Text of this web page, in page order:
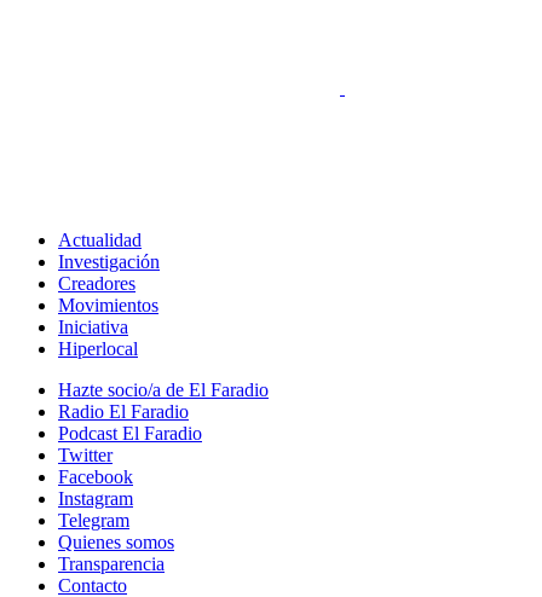
Actualidad
Investigación
Creadores
Movimientos
Iniciativa
Hiperlocal
Hazte socio/a de El Faradio
Radio El Faradio
Podcast El Faradio
Twitter
Facebook
Instagram
Telegram
Quienes somos
Transparencia
Contacto